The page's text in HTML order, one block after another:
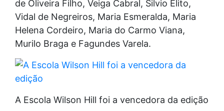
de Oliveira Filho, Veiga Cabral, Silvio Elito,
Vidal de Negreiros, Maria Esmeralda, Maria
Helena Cordeiro, Maria do Carmo Viana,
Murilo Braga e Fagundes Varela.
A Escola Wilson Hill foi a vencedora da edição